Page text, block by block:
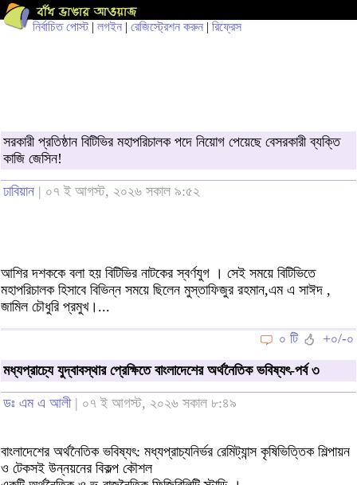
নির্বাচিত পোস্ট| লগইন | রেজিস্ট্রেশন করুন | রিফ্রেস
সরকারী প্রতিষ্ঠান বিটিভির মহাপরিচালক পদে নিয়োগ পেয়েছে বেসরকারী ব্যক্তি
কাজি জেসিন!
ঢাবিয়ান | ০৭ ই আগস্ট, ২০২৬ সকাল ৯:৫২
আশির দশককে বলা হয় বিটিভির নাটকের স্বর্ণযুগ । সেই সময়ে বিটিভিতে
মহাপরিচালক হিসাবে বিভিন্ন সময়ে ছিলেন মুস্তাফিজুর রহমান,এম এ সাঈদ ,
জামিল চৌধুরি প্রমুখ।...
০ টি
+০/-০
মধ্যপ্রাচ্যে যুদ্বাবস্থার প্রেক্ষিতে বাংলাদেশের অর্থনৈতিক ভবিষ্যৎ-পর্ব ৩
ডঃ এম এ আলী| ০৭ ই আগস্ট, ২০২৬ সকাল ৮:৪৯
বাংলাদেশের অর্থনৈতিক ভবিষ্যৎ: মধ্যপ্রাচ্যনির্ভর রেমিট্যান্স কৃষিভিত্তিক শিল্পায়ন
ও টেকসই উন্নয়নের বিকল্প কৌশল